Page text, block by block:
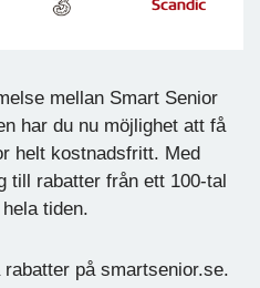
mellan Smart Senior
har du nu möjlighet att få
helt kostnadsfritt. Med
till rabatter från ett 100-tal
tiden.
på smartsenior.se.